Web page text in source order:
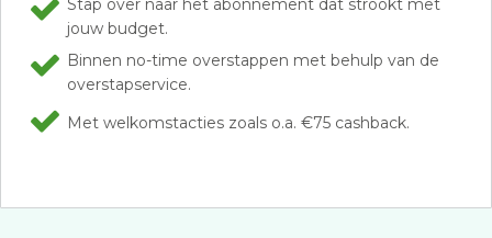
Stap over naar het abonnement dat strookt met
jouw budget.
Binnen no-time overstappen met behulp van de
overstapservice.
Met welkomstacties zoals o.a. €75 cashback.